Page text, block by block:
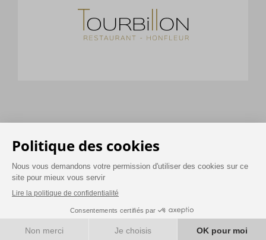
Accueil Mentions légales & CGV
FR
RÉSERVER